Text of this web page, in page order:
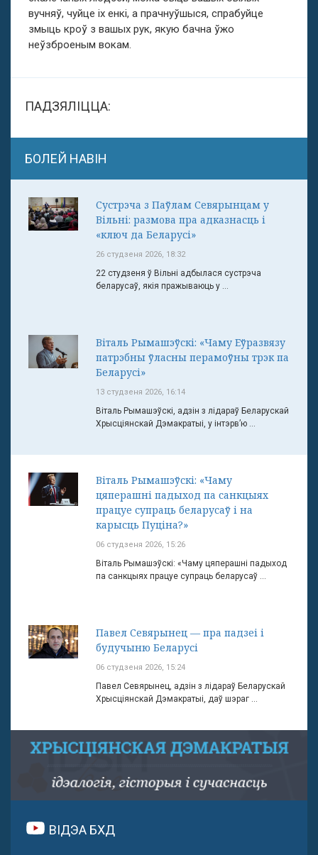
вучняў, чуйце іх енкі, а прачнуўшыся, спрабуйце
змыць кроў з вашых рук, якую бачна ўжо
неўзброеным вокам.
ПАДЗЯЛІЦЦА:
БОЛЕЙ НАВІН
Сустрэча з Паўлам Севярынцам у
Вільні: размова пра адказнасць і
«ключ да Беларусі»
26 студзеня 2026, 18:32
22 студзеня ў Вільні адбылася сустрэча
беларусаў, якія пражываюць у ...
Віталь Рымашэўскі: «Чаму Еўразвязу
патрэбны ўласны перамоўны трэк па
Беларусі»
13 студзеня 2026, 16:14
Віталь Рымашэўскі, адзін з лідараў Беларускай
Хрысціянскай Дэмакратыі, у інтэрв’ю ...
Віталь Рымашэўскі: «Чаму
цяперашні падыход па санкцыях
працуе супраць беларусаў і на
карысць Пуціна?»
06 студзеня 2026, 15:26
Віталь Рымашэўскі: «Чаму цяперашні падыход
па санкцыях працуе супраць беларусаў ...
Павел Севярынец — пра падзеі і
будучыню Беларусі
06 студзеня 2026, 15:24
Павел Севярынец, адзін з лідараў Беларускай
Хрысціянскай Дэмакратыі, даў шэраг ...
ВІДЭА БХД